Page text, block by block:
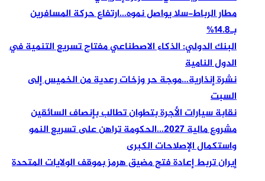
مطار الرباط-سلا يواصل نموه…ارتفاع حركة المسافرين
بـ14.8%
البنك الدولي: الذكاء الاصطناعي مفتاح تسريع التنمية في
الدول النامية
نشرة إنذارية…موجة حر وزخات رعدية من الخميس إلى
السبت
نقابة سيارات الأجرة بتطوان تطالب بإنصاف السائقين
مشروع مالية 2027…الحكومة تراهن على تسريع النمو
واستكمال الإصلاحات الكبرى
إيران تربط إعادة فتح مضيق هرمز بموقف الولايات المتحدة